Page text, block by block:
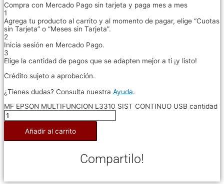
Compra con Mercado Pago sin tarjeta y paga mes a mes
1
Agrega tu producto al carrito y al momento de pagar, elige “Cuotas
sin Tarjeta” o “Meses sin Tarjeta”.
2
Inicia sesión en Mercado Pago.
3
Elige la cantidad de pagos que se adapten mejor a ti ¡y listo!
Crédito sujeto a aprobación.
¿Tienes dudas? Consulta nuestra Ayuda.
MF EPSON MULTIFUNCION L3310 SIST CONTINUO USB cantidad
Añadir al carrito
Compartilo!